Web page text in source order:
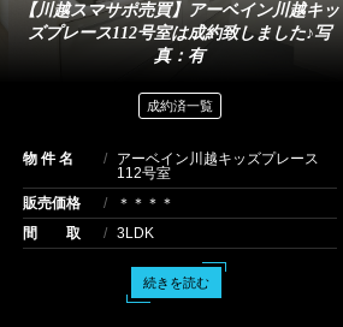
【川越スマサポ売買】アーベイン川越キッ
ズプレース112号室は成約致しました♪写
真：有
成約済一覧
物 件 名
アーベイン川越キッズプレース
112号室
販売価格
＊＊＊＊
間 取
3LDK
続きを読む